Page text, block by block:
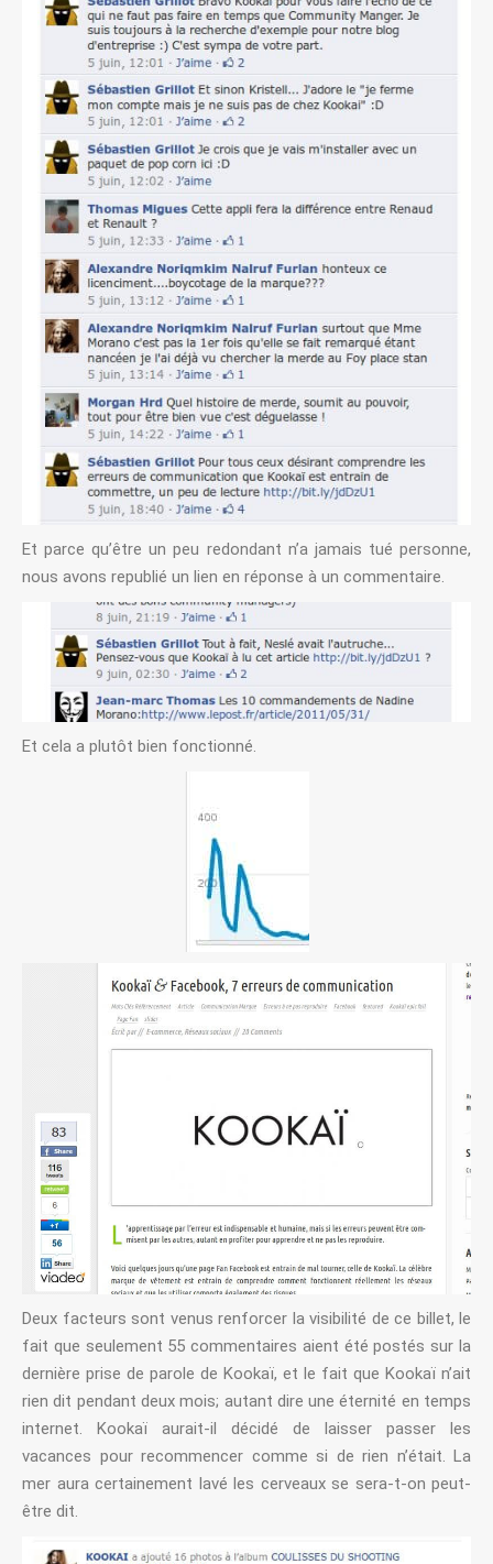
Et parce qu’être un peu redondant n’a jamais tué personne,
nous avons republié un lien en réponse à un commentaire.
Et cela a plutôt bien fonctionné.
Deux facteurs sont venus renforcer la visibilité de ce billet, le
fait que seulement 55 commentaires aient été postés sur la
dernière prise de parole de Kookaï, et le fait que Kookaï n’ait
rien dit pendant deux mois; autant dire une éternité en temps
internet. Kookaï aurait-il décidé de laisser passer les
vacances pour recommencer comme si de rien n’était. La
mer aura certainement lavé les cerveaux se sera-t-on peut-
être dit.